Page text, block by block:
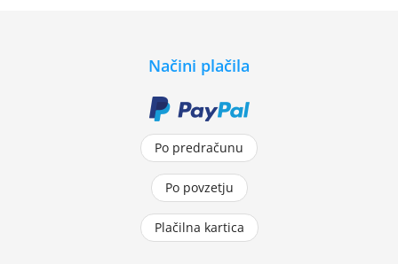
Načini plačila
Po predračunu
Po povzetju
Plačilna kartica